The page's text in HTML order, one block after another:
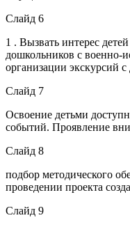
Слайд 6
1 . Вызвать интерес
дошкольников с военно-
организации экскурсий
Слайд 7
Освоение детьми
событий. Проявление
Слайд 8
подбор методического
проведении проекта
Слайд 9